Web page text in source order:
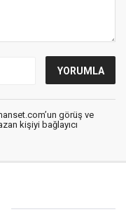
görüş ve
kişiyi bağlayıcı